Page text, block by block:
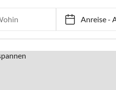
Anreise-